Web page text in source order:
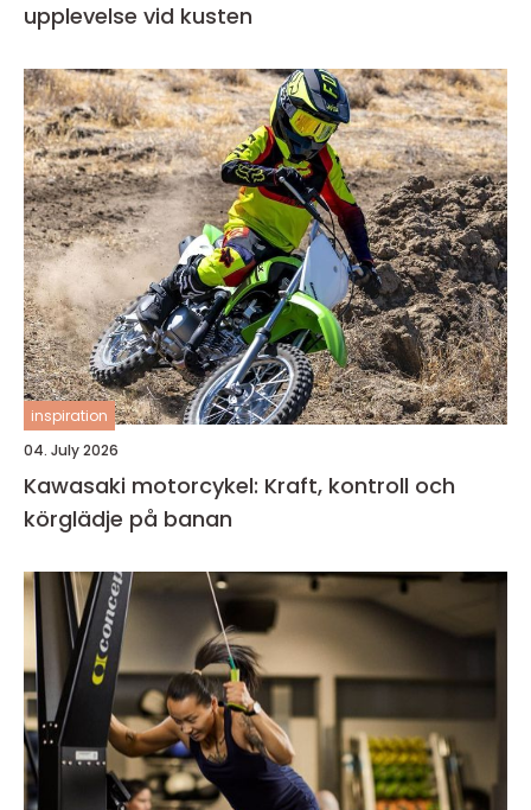
upplevelse vid kusten
inspiration
04. July 2026
Kawasaki motorcykel: Kraft, kontroll och
körglädje på banan